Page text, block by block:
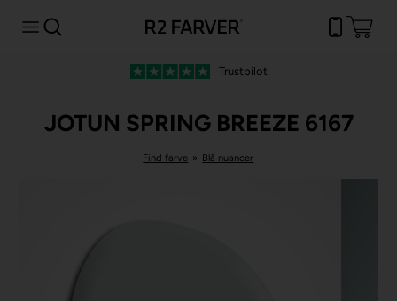
Trustpilot
JOTUN SPRING BREEZE 6167
Find farve » Blå nuancer